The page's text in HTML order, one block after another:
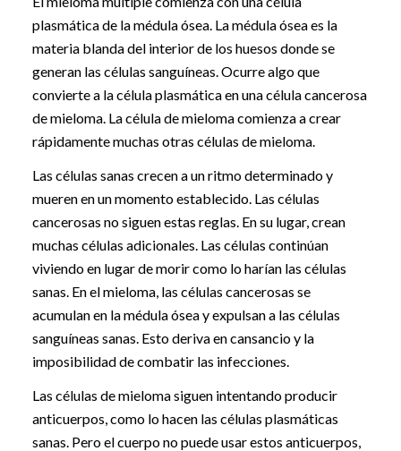
plasmática de la médula ósea. La médula ósea es la
materia blanda del interior de los huesos donde se
generan las células sanguíneas. Ocurre algo que
convierte a la célula plasmática en una célula cancerosa
de mieloma. La célula de mieloma comienza a crear
rápidamente muchas otras células de mieloma.
Las células sanas crecen a un ritmo determinado y
mueren en un momento establecido. Las células
cancerosas no siguen estas reglas. En su lugar, crean
muchas células adicionales. Las células continúan
viviendo en lugar de morir como lo harían las células
sanas. En el mieloma, las células cancerosas se
acumulan en la médula ósea y expulsan a las células
sanguíneas sanas. Esto deriva en cansancio y la
imposibilidad de combatir las infecciones.
Las células de mieloma siguen intentando producir
anticuerpos, como lo hacen las células plasmáticas
sanas. Pero el cuerpo no puede usar estos anticuerpos,